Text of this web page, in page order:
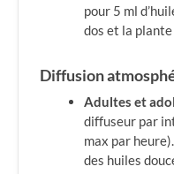
pour 5 ml
dos et la
Diffusion
Adultes et
diffuseur par
max par
des huiles